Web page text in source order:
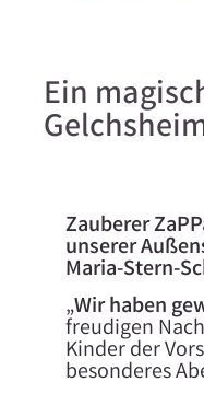
Ein
Zauberer
unserer
Maria-Stern-
​„Wir haben
freudigen
Kinder der
besonderes